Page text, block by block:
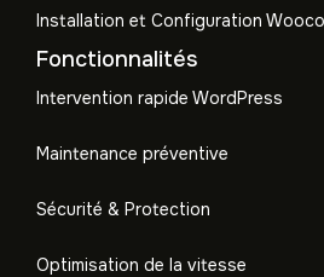
Installation et Configuration
Fonctionnalités
Intervention rapide WordPress
Maintenance préventive
Sécurité & Protection
Optimisation de la vitesse